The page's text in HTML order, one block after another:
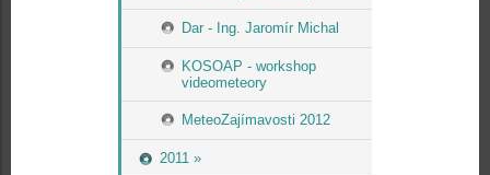
Dar - Ing. Jaromír Michal
KOSOAP - workshop
videometeory
MeteoZajímavosti 2012
2011 »